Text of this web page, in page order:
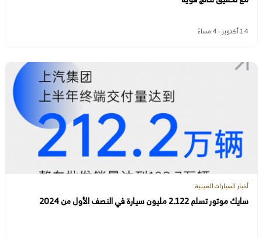
14 أكتوبر - 4 مساءً
أخبار السيارات الصينية
سايك موتور تسلم 2.122 مليون سيارة في النصف الأول من 2024